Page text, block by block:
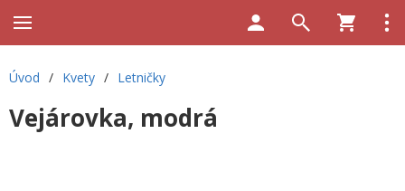
Úvod / Kvety / Letničky
Vejárovka, modrá